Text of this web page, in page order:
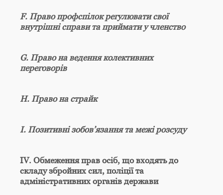
F. Право профспілок регулювати свої
внутрішні справи та приймати у членство
G. Право на ведення колективних
переговорів
H. Право на страйк
I. Позитивні зобов’язання та межі розсуду
IV. Обмеження прав осіб, що входять до
складу збройних сил, поліції та
адміністративних органів держави